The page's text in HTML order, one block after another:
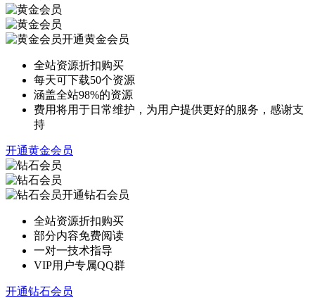
开通黄金会员
全站资源折扣购买
每天可下载50个资源
涵盖全站98%的资源
费用将用于日常维护，为用户提供更好的服务，感谢支
持
开通黄金会员
开通钻石会员
全站资源折扣购买
部分内容免费阅读
一对一技术指导
VIP用户专属QQ群
开通钻石会员